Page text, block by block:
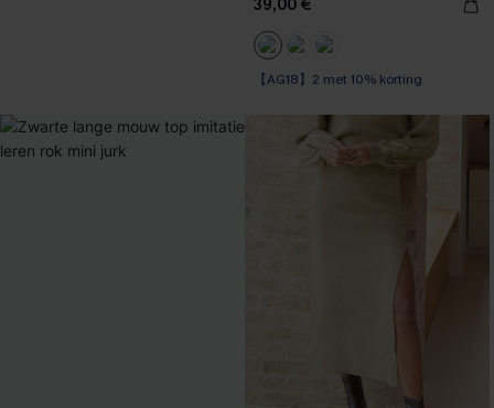
39,00 €
【AG18】2 met 10% korting
Kreukvrij